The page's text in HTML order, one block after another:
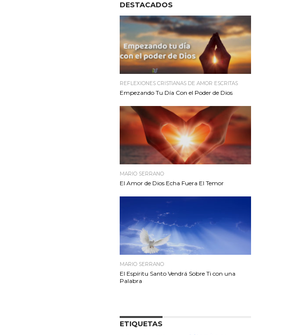
DESTACADOS
REFLEXIONES CRISTIANAS DE AMOR ESCRITAS
Empezando Tu Día Con el Poder de Dios
MARIO SERRANO
El Amor de Dios Echa Fuera El Temor
MARIO SERRANO
El Espíritu Santo Vendrá Sobre Ti con una
Palabra
ETIQUETAS